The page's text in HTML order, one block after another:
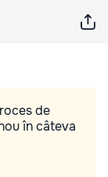
de
în câteva